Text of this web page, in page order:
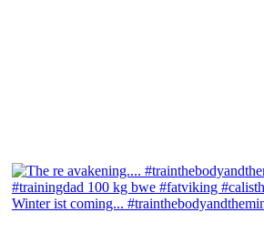
Winter ist coming...